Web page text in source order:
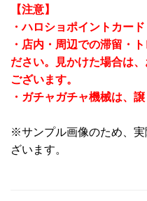
【注意】
・ハロショポイントカー
・店内・周辺での滞留・
ださい。見かけた場合は
ございます。
・ガチャガチャ機械は、
※サンプル画像のため、
ざいます。